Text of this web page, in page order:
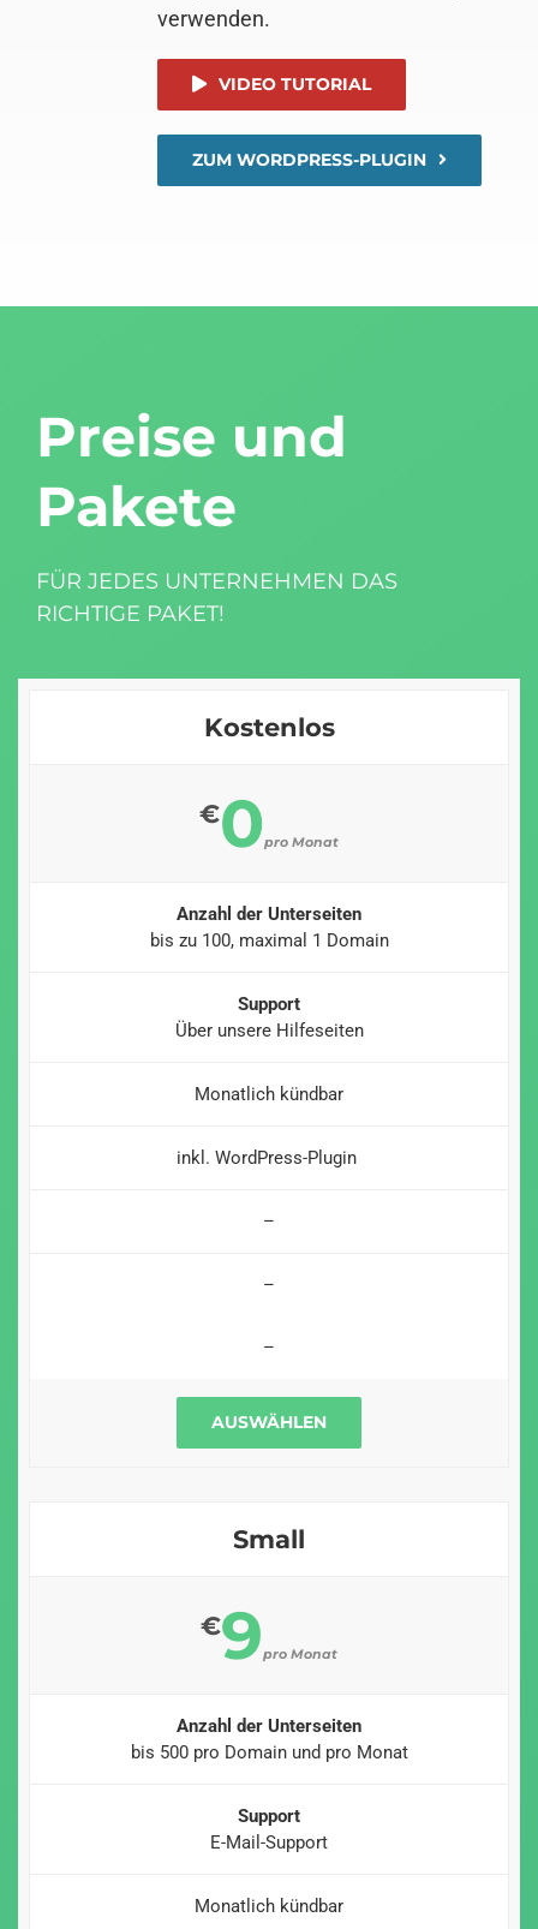
verwenden.
VIDEO TUTORIAL
ZUM WORDPRESS-PLUGIN
Preise und
Pakete
FÜR JEDES UNTERNEHMEN DAS
RICHTIGE PAKET!
Kostenlos
€0pro Monat
Anzahl der Unterseiten
bis zu 100, maximal 1 Domain
Support
Über unsere Hilfeseiten
Monatlich kündbar
inkl. WordPress-Plugin
–
–
–
AUSWÄHLEN
Small
€9pro Monat
Anzahl der Unterseiten
bis 500 pro Domain und pro Monat
Support
E-Mail-Support
Monatlich kündbar